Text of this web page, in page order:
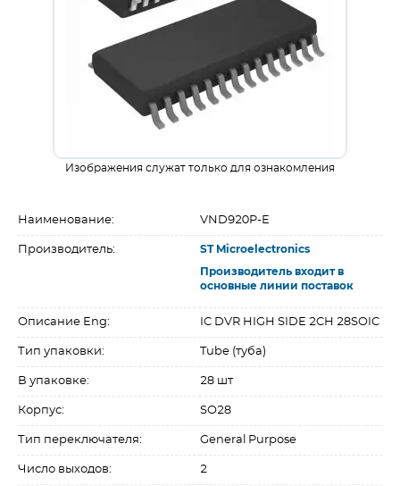
Изображения служат только для ознакомления
Наименование: VND920P-E
Производитель: ST Microelectronics
Производитель входит в
основные линии поставок
Описание Eng: IC DVR HIGH SIDE 2CH 28SOIC
Тип упаковки: Tube (туба)
В упаковке: 28 шт
Корпус: SO28
Тип переключателя: General Purpose
Число выходов: 2